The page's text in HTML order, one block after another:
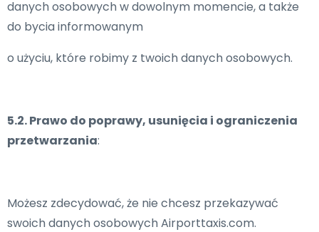
danych osobowych w dowolnym momencie, a także
do bycia informowanym
o użyciu, które robimy z twoich danych osobowych.
5.2. Prawo do poprawy, usunięcia i ograniczenia
przetwarzania:
Możesz zdecydować, że nie chcesz przekazywać
swoich danych osobowych Airporttaxis.com.